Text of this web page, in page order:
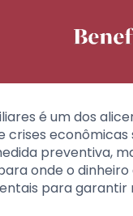
é um dos
crises
preventiva,
onde o
para